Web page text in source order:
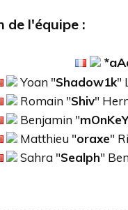
de l'équipe :
Yoan "Shadow1k"
Romain "Shiv"
Benjamin "mOnKeY
Matthieu "oraxe"
Sahra "Sealph" Ben